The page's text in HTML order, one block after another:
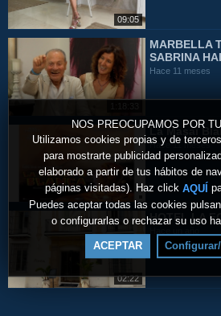
NOS PREOCUPAMOS POR
Utilizamos cookies propias y de
para mostrarte publicidad
elaborado a partir de tus hábitos de
páginas visitadas). Haz click AQUÍ
Puedes aceptar todas las cookies
o configurarlas o rechazar su uso
ACEPTAR
09:05
MARBELLA
SABRINA
Hace 11 meses
La Masai
Hace 11 meses
02:22
HOTEL LA